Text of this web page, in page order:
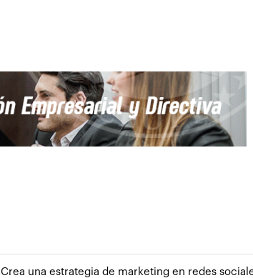
Crea una estrategia de marketing en redes